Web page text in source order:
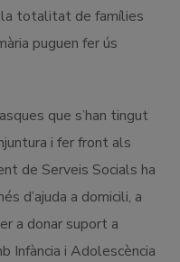
la totalitat de famílies
puguen fer ús
que s’han tingut
i fer front als
de Serveis Socials ha
d’ajuda a domicili, a
a donar suport a
Infància i Adolescència